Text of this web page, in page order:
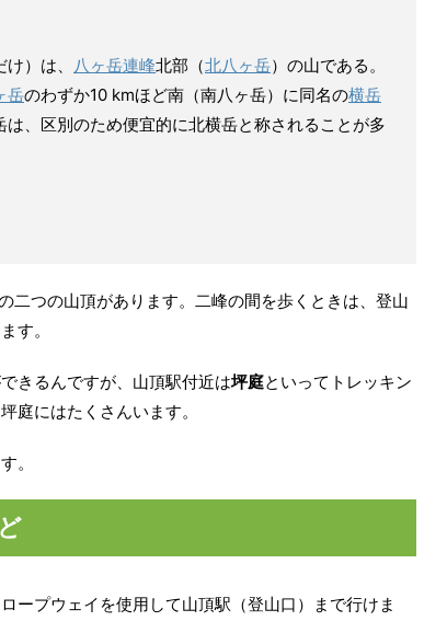
け）は、 八ヶ岳連峰北部（北八ヶ岳）の山である。
岳のわずか10 kmほど南（南八ヶ岳）に同名の横岳
、区別のため便宜的に北横岳と称されることが多
つの山頂があります。二峰の間を歩くときは、登山
す。
きるんですが、山頂駅付近は坪庭といってトレッキン
庭にはたくさんいます。
。
ープウェイを使用して山頂駅（登山口）まで行けま